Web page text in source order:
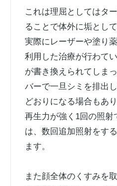
これは理屈としてはタ
ることで体外に垢とし
実際にレーザーや塗り
利用した治療が行わて
が書き換えられてしま
バーで一旦シミを排出
どおりになる場合もあり
再生力が強く1回の照射
は、数回追加照射をす
ます。
また顔全体のくすみを